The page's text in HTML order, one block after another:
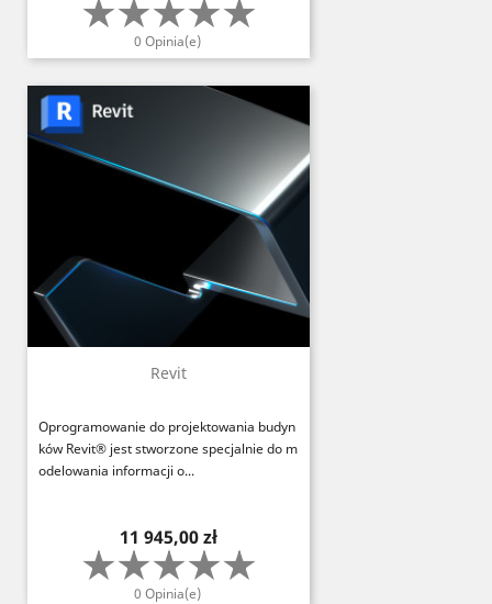
0 Opinia(e)
Revit
Oprogramowanie do projektowania budyn
ków Revit® jest stworzone specjalnie do m
odelowania informacji o...
Cena
11 945,00 zł
0 Opinia(e)